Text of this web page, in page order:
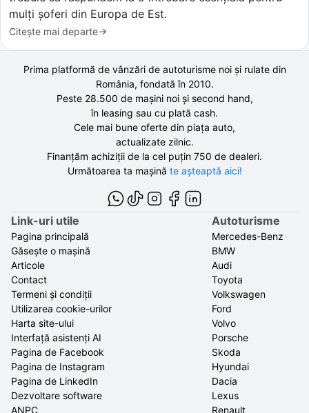
mulți șoferi din Europa de Est.
Citește mai departe
Prima platformă de vânzări de autoturisme noi și rulate din
România, fondată în 2010.
Peste 28.500 demașini noi și second hand,
în leasing sau cu plată cash.
Cele mai bune oferte din piața auto,
actualizate zilnic.
Finanțăm achiziții de la cel puțin 750 de dealeri.
Următoarea ta mașină te așteaptă aici!
Link-uri utile
Pagina principală
Găsește o mașină
Articole
Contact
Termeni și condiții
Utilizarea cookie-urilor
Harta site-ului
Interfață asistenți AI
Pagina de Facebook
Pagina de Instagram
Pagina de LinkedIn
Dezvoltare software
ANPC
Autoturisme
Mercedes-Benz
BMW
Audi
Toyota
Volkswagen
Ford
Volvo
Porsche
Skoda
Hyundai
Dacia
Lexus
Renault